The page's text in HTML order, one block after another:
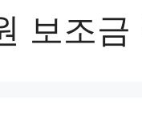
보조금